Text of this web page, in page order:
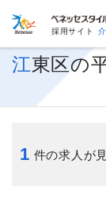
採用サイト
江東区
1 件の求人が